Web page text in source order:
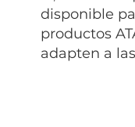
disponible
productos
adapten a